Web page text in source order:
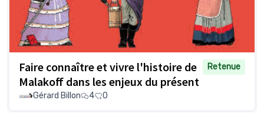
Faire connaître et vivre l'histoire de
Malakoff dans les enjeux du présent
Retenue
Gérard Billon 4 0